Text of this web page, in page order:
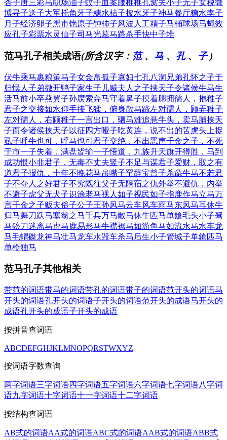
杏子唐三彩马职场油子蚊子血案腰椎椎孔窝夫小子无子女税微
博寻子送子大军托角牙子糖水桔子披水牙子神马餐厅糖水李子
月子经济卵子黑市铯原子钟柿子风波 人工精子马桶球场马蝇效
应孔子彩票水灵仙子司马光墓马路杀手快中子堆
范马孔子相关成语(所含汉字： 范、 马 、 孔、 子)
伏牛乘马裹粮策马子女金帛孤子寡妇七孔八洞 兄弟孔怀之子于
归悮人子弟撒开鸭子家生子儿贼夫人之子挟天子令诸侯牛马生
活马前小卒燕翼子孙腐索奔马守着鼻子摸着腮拥孺人，抱稚子
君子之交接如水仰手接飞猱，俯身散马蹄左对孺人，顾弄稚子
左对孺人，右顾稚子一言出口，驷马难追悬牛头，卖马脯挟天
子而令诸侯挟天子以征四方哑子吃黄连，说不出的苦虎头上捉
虱子呼牛也可，呼马也可君子交绝，不出恶声千金之子，不死
于市一子失着，满盘皆输一子悟道，九族升天旗开得胜，马到
成功恨小非君子，无毒不丈夫竖子不足与谋君子爱财，取之有
道君子报仇，十年不晚花马吊嘴子罕辞宝曾子杀彘牛马不若君
子不夺人之好君子不究既往父子无隔宿之仇外举不避仇，内举
不避子虎父无犬子识涂老马视人如子视民如子指鹿作马立马万
言千金之子贩夫俗子公子王孙风马云车风车雨马东风马耳休牛
归马舞刀跃马塞翁之马千兵万马散马休牛匹马单鎗毛头小子驽
马鈆刀迷离马虎马鹿易形马牛襟裾马如游鱼马如流水马水车龙
马毛蝟磔龙神马壮马龙车水毁车杀马 后生小子管城子单鎗匹马
单枪独马
范马孔子其他相关
带范的词语带马的词语带孔的词语带子的词语范开头的词语马
开头的词语孔开头的词语子开头的词语范开头的成语马开头的
成语孔开头的成语子开头的成语
按拼音查词语
ABCDEFGHJKLMNOPQRSTWXYZ
按词语字数查询
两字词语三字词语四字词语五字词语六字词语七字词语八字词
语九字词语十字词语十一字词语十二字词语
按结构查词语
AB式的词语AA式的词语ABC式的词语AAB式的词语ABB式